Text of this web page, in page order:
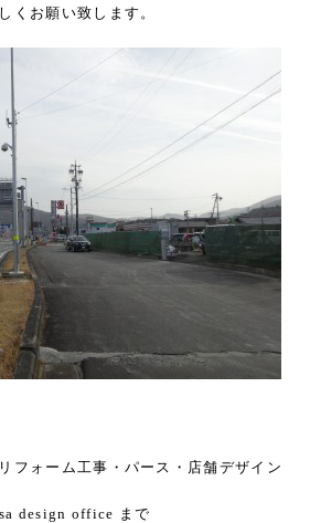
くお願い致します。
フォーム工事・パース・店舗デザイン
design office まで